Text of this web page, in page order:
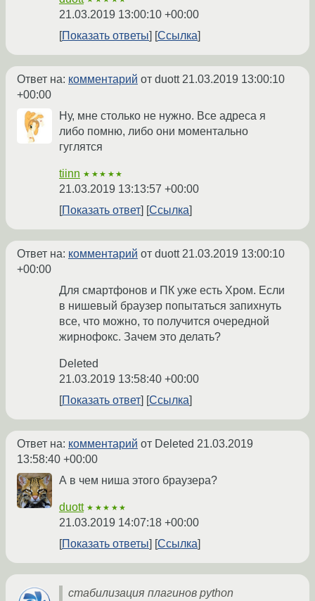
21.03.2019 13:00:10 +00:00
Показать ответы
Ссылка
Ответ на: комментарий от duott21.03.2019 13:00:10
+00:00
Ну, мне столько не нужно. Все адреса я
либо помню, либо они моментально
гуглятся
tiinn ★★★★★
21.03.2019 13:13:57 +00:00
Показать ответ
Ссылка
Ответ на: комментарий от duott21.03.2019 13:00:10
+00:00
Для смартфонов и ПК уже есть Хром. Если
в нишевый браузер попытаться запихнуть
все, что можно, то получится очередной
жирнофокс. Зачем это делать?
Deleted
21.03.2019 13:58:40 +00:00
Показать ответ
Ссылка
Ответ на: комментарий от Deleted 21.03.2019
13:58:40 +00:00
А в чем ниша этого браузера?
duott ★★★★★
21.03.2019 14:07:18 +00:00
Показать ответы
Ссылка
стабилизация плагинов python